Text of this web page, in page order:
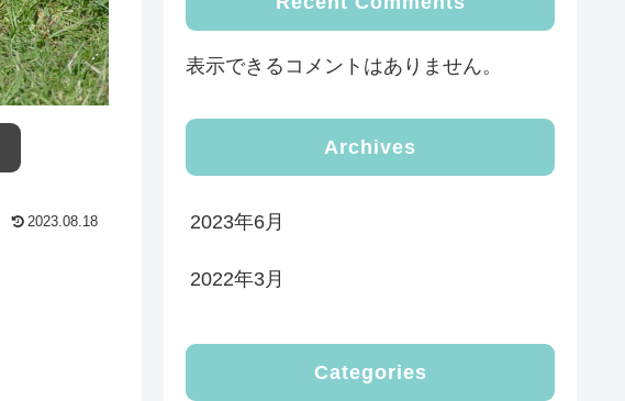
2023.08.18
表示できるコメントはありません。
Archives
2023年6月
2022年3月
Categories